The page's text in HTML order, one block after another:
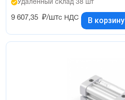
Удалённый склад 38 шт
9 607,35 ₽/штс НДС В корзину